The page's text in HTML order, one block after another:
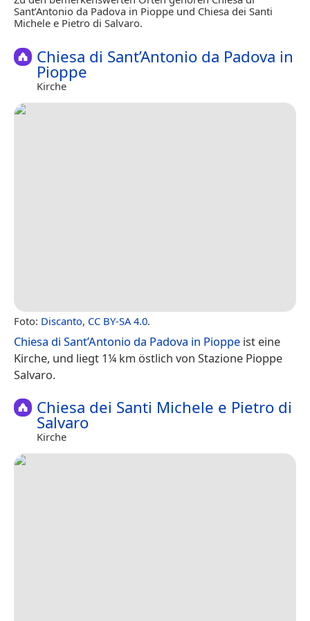
Sant’Antonio da Padova in Pioppe und Chiesa dei Santi
Michele e Pietro di Salvaro.
Chiesa di Sant’Antonio da Padova in
Pioppe
Kirche
Foto: Discanto, CC BY-SA 4.0.
Chiesa di Sant’Antonio da Padova in Pioppe ist eine
Kirche, und liegt 1¼ km östlich von Stazione Pioppe
Salvaro.
Chiesa dei Santi Michele e Pietro di
Salvaro
Kirche